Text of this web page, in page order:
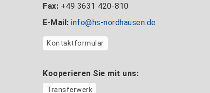
Fax: +49 3631 420-810
E-Mail: info@hs-nordhausen.de
Kontaktformular
Kooperieren Sie mit uns:
Transferwerk